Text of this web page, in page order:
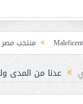
منتخب مصر للكرة النسائية
عدنا من المدى